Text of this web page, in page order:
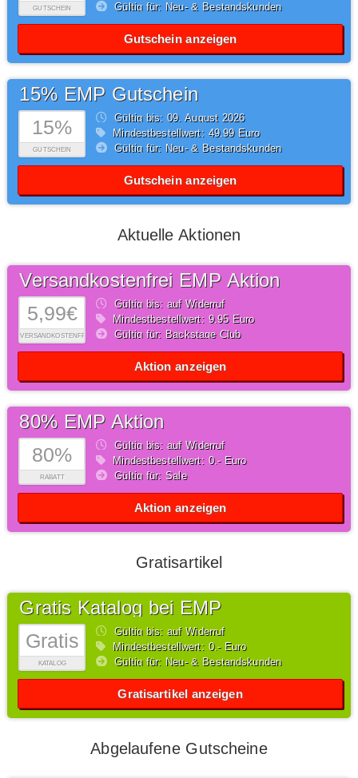
GUTSCHEIN
Gültig für: Neu- & Bestandskunden
Gutschein anzeigen
15%
GUTSCHEIN
15% EMP Gutschein
Gültig bis: 09.August2026
Mindestbestellwert: 49,99 Euro
Gültig für: Neu- & Bestandskunden
Gutschein anzeigen
Aktuelle Aktionen
5,99€
VERSANDKOSTENFREI
Versandkostenfrei EMP Aktion
Gültig bis: auf Widerruf
Mindestbestellwert: 9,95 Euro
Gültig für: Backstage Club
Aktion anzeigen
80%
RABATT
80% EMP Aktion
Gültig bis: auf Widerruf
Mindestbestellwert: 0,- Euro
Gültig für: Sale
Aktion anzeigen
Gratisartikel
Gratis
KATALOG
Gratis Katalog bei EMP
Gültig bis: auf Widerruf
Mindestbestellwert: 0,- Euro
Gültig für: Neu- & Bestandskunden
Gratisartikel anzeigen
Abgelaufene Gutscheine